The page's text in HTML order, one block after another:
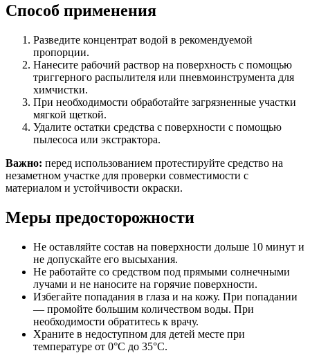
Способ применения
Разведите концентрат водой в рекомендуемой
пропорции.
Нанесите рабочий раствор на поверхность с помощью
триггерного распылителя или пневмоинструмента для
химчистки.
При необходимости обработайте загрязненные участки
мягкой щеткой.
Удалите остатки средства с поверхности с помощью
пылесоса или экстрактора.
Важно: перед использованием протестируйте средство на
незаметном участке для проверки совместимости с
материалом и устойчивости окраски.
Меры предосторожности
Не оставляйте состав на поверхности дольше 10 минут и
не допускайте его высыхания.
Не работайте со средством под прямыми солнечными
лучами и не наносите на горячие поверхности.
Избегайте попадания в глаза и на кожу. При попадании
— промойте большим количеством воды. При
необходимости обратитесь к врачу.
Храните в недоступном для детей месте при
температуре от 0°C до 35°C.